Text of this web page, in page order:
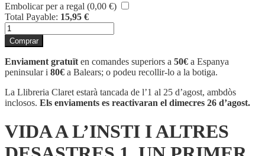
Embolicar per a regal (0,00 €)
Total Payable: 15,95 €
quantitat
de
VIDA
A
L'INSTI
I
ALTRES
DESASTRES
PRIMER
MÀGIC!
Comprar
Enviament gratuït en comandes superiors a 50€ a Espanya
peninsular i 80€ a Balears; o podeu recollir-lo a la botiga.
La Llibreria Claret estarà tancada de l’1 al 25 d’agost, ambdòs
inclosos. Els enviaments es reactivaran el dimecres 26 d’agost.
VIDA A L’INSTI I ALTRES